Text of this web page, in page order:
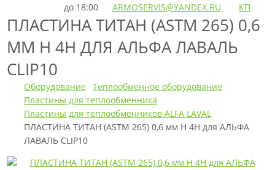
до 18:00
ARMOSERVIS@YANDEX.RU
КП
ПЛАСТИНА ТИТАН (ASTM 265) 0,6
ММ H 4H ДЛЯ АЛЬФА ЛАВАЛЬ
CLIP10
Оборудование
Теплообменное оборудование
Пластины для теплообменника
Пластины для теплообменников ALFA LAVAL
ПЛАСТИНА ТИТАН (ASTM 265) 0,6 мм H 4H для АЛЬФА
ЛАВАЛЬ CLIP10